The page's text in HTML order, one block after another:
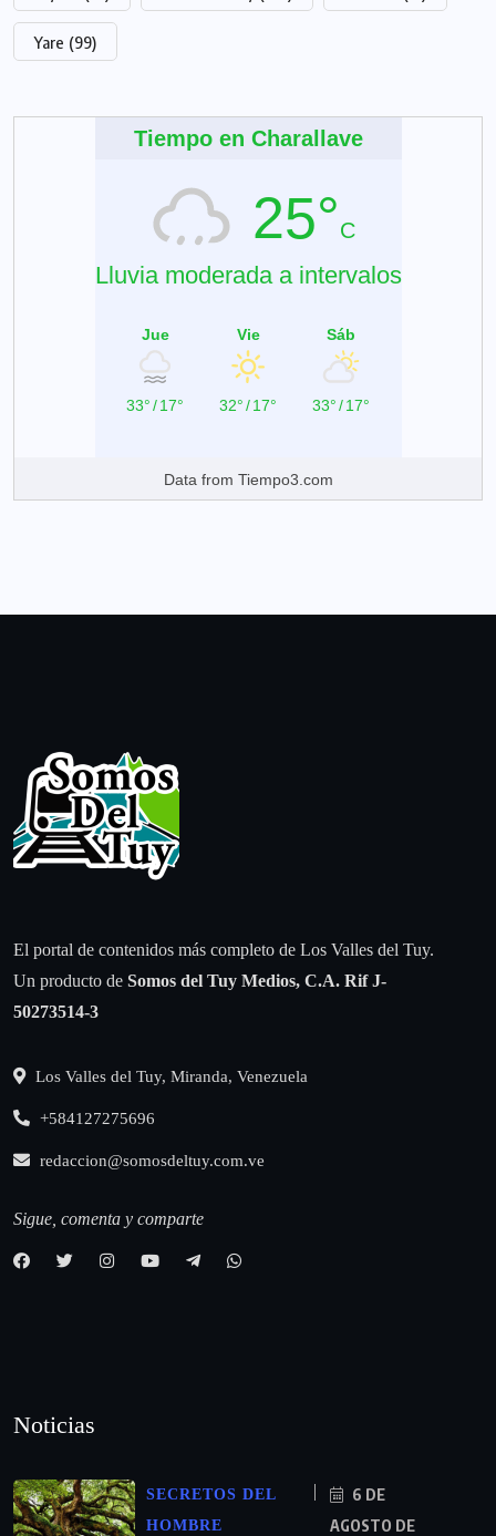
Yare (99)
Tiempo en Charallave
25°C
Lluvia moderada a intervalos
Jue
33°/17°
Vie
32°/17°
Sáb
33°/17°
Data from Tiempo3.com
El portal de contenidos más completo de Los Valles del Tuy.
Un producto de Somos del Tuy Medios, C.A. Rif J-
50273514-3
Los Valles del Tuy, Miranda, Venezuela
+584127275696
redaccion@somosdeltuy.com.ve
Sigue, comenta y comparte
Noticias
SECRETOS DEL
HOMBRE
6 DE
AGOSTO DE